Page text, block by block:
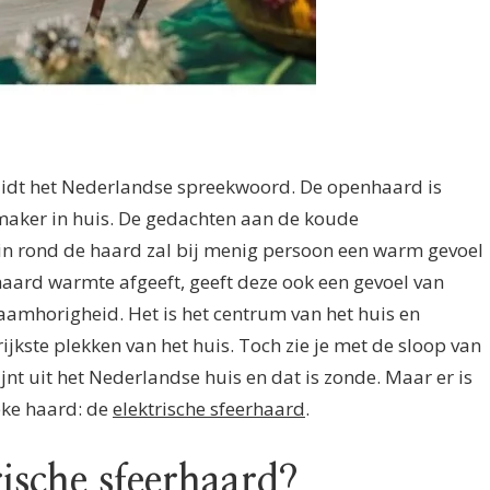
het Nederlandse spreekwoord. De openhaard is
in huis. De gedachten aan de koude
rond de haard zal bij menig persoon een warm gevoel
warmte afgeeft, geeft deze ook een gevoel van
Het is het centrum van het huis en
plekken van het huis. Toch zie je met de sloop van
uit het Nederlandse huis en dat is zonde. Maar er is
haard: de elektrische sfeerhaard.
sfeerhaard?